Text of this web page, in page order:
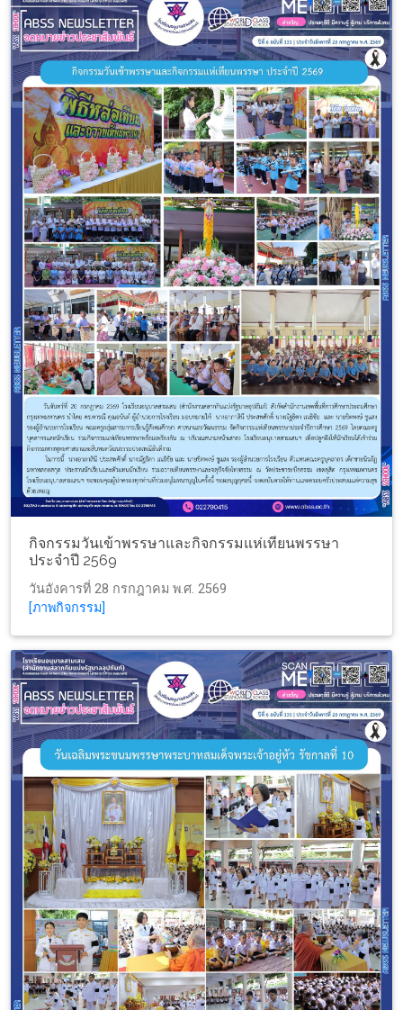
กิจกรรมวันเข้าพรรษาและกิจกรรมแห่เทียนพรรษา
ประจำปี 2569
วันอังคารที่ 28 กรกฎาคม พ.ศ. 2569
[ภาพกิจกรรม]